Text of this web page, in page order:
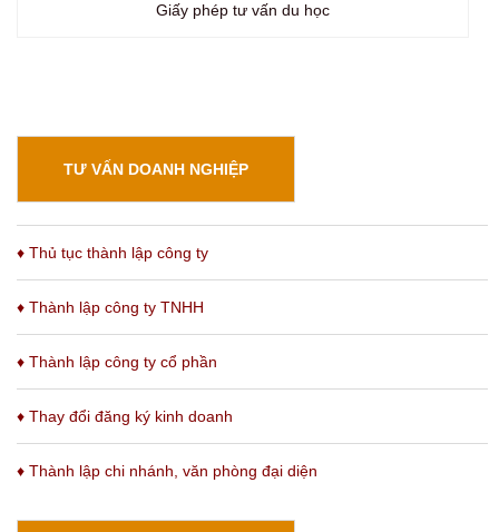
Giấy phép tư vấn du học
TƯ VẤN DOANH NGHIỆP
♦ Thủ tục thành lập công ty
♦ Thành lập công ty TNHH
♦ Thành lập công ty cổ phần
♦ Thay đổi đăng ký kinh doanh
♦ Thành lập chi nhánh, văn phòng đại diện